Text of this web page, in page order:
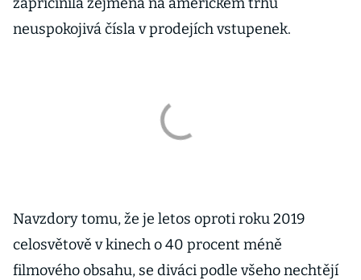
neuspokojivá čísla v prodejích vstupenek.
Navzdory tomu, že je letos oproti roku 2019
celosvětově v kinech o 40 procent méně
filmového obsahu, se diváci podle všeho nechtějí